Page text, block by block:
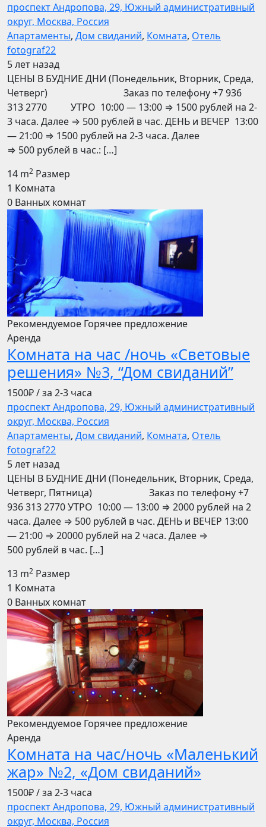
проспект Андропова, 29, Южный административный
округ, Москва, Россия
Апартаменты, Дом свиданий, Комната, Отель
fotograf22
5 лет назад
ЦЕНЫ В БУДНИЕ ДНИ (Понедельник, Вторник, Среда,
Четверг) Заказ по телефону +7 936
313 2770 УТРО 10:00 — 13:00 ⇒ 1500 рублей на 2-
3 часа. Далее ⇒ 500 рублей в час. ДЕНЬ и ВЕЧЕР 13:00
— 21:00 ⇒ 1500 рублей на 2-3 часа. Далее
⇒ 500 рублей в час.: […]
14 m2 Размер
1 Комната
0 Ванных комнат
Рекомендуемое Горячее предложение
Аренда
Комната на час /ночь «Световые
решения» №3, “Дом свиданий”
1500₽/ за 2-3 часа
проспект Андропова, 29, Южный административный
округ, Москва, Россия
Апартаменты, Дом свиданий, Комната, Отель
fotograf22
5 лет назад
ЦЕНЫ В БУДНИЕ ДНИ (Понедельник, Вторник, Среда,
Четверг, Пятница) Заказ по телефону +7
936 313 2770 УТРО 10:00 — 13:00 ⇒ 2000 рублей на 2
часа. Далее ⇒ 500 рублей в час. ДЕНЬ и ВЕЧЕР 13:00
— 21:00 ⇒ 20000 рублей на 2 часа. Далее ⇒
500 рублей в час. […]
13 m2 Размер
1 Комната
0 Ванных комнат
Рекомендуемое Горячее предложение
Аренда
Комната на час/ночь «Маленький
жар» №2, «Дом свиданий»
1500₽/ за 2-3 часа
проспект Андропова, 29, Южный административный
округ, Москва, Россия